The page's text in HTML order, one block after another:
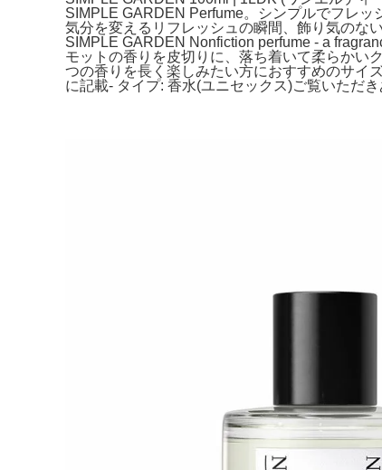
SIMPLE GARDEN Perfume。シンプルでフレ
気分を変えるリフレッシュの瞬間、飾り気のな
SIMPLE GARDEN Nonfiction perfume - a
モットの香りを皮切りに、落ち着いて柔らかい
つの香りを長く楽しみたい方におすすめのサイ
に記載- タイプ: 香水(ユニセックス)ご覧いただ